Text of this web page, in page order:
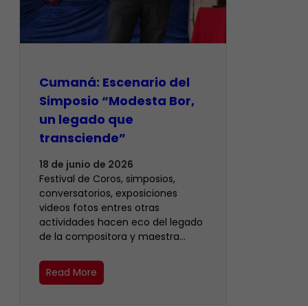
Cumaná: Escenario del
Simposio “Modesta Bor,
un legado que
transciende”
18 de junio de 2026
Festival de Coros, simposios,
conversatorios, exposiciones
videos fotos entres otras
actividades hacen eco del legado
de la compositora y maestra…
Read More